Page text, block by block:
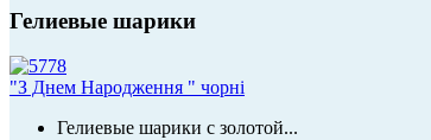
Гелиевые шарики
"З Днем Народження " чорні
Гелиевые шарики с золотой...